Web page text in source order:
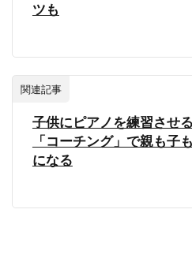
ツも
関連記事
子供にピアノを練習させ
「コーチング」で親も子
になる